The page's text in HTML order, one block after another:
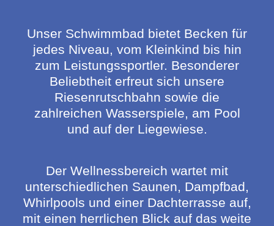
Unser Schwimmbad bietet Becken für
jedes Niveau, vom Kleinkind bis hin
zum Leistungssportler. Besonderer
Beliebtheit erfreut sich unsere
Riesenrutschbahn sowie die
zahlreichen Wasserspiele, am Pool
und auf der Liegewiese.
Der Wellnessbereich wartet mit
unterschiedlichen Saunen, Dampfbad,
Whirlpools und einer Dachterrasse auf,
mit einen herrlichen Blick auf das weite